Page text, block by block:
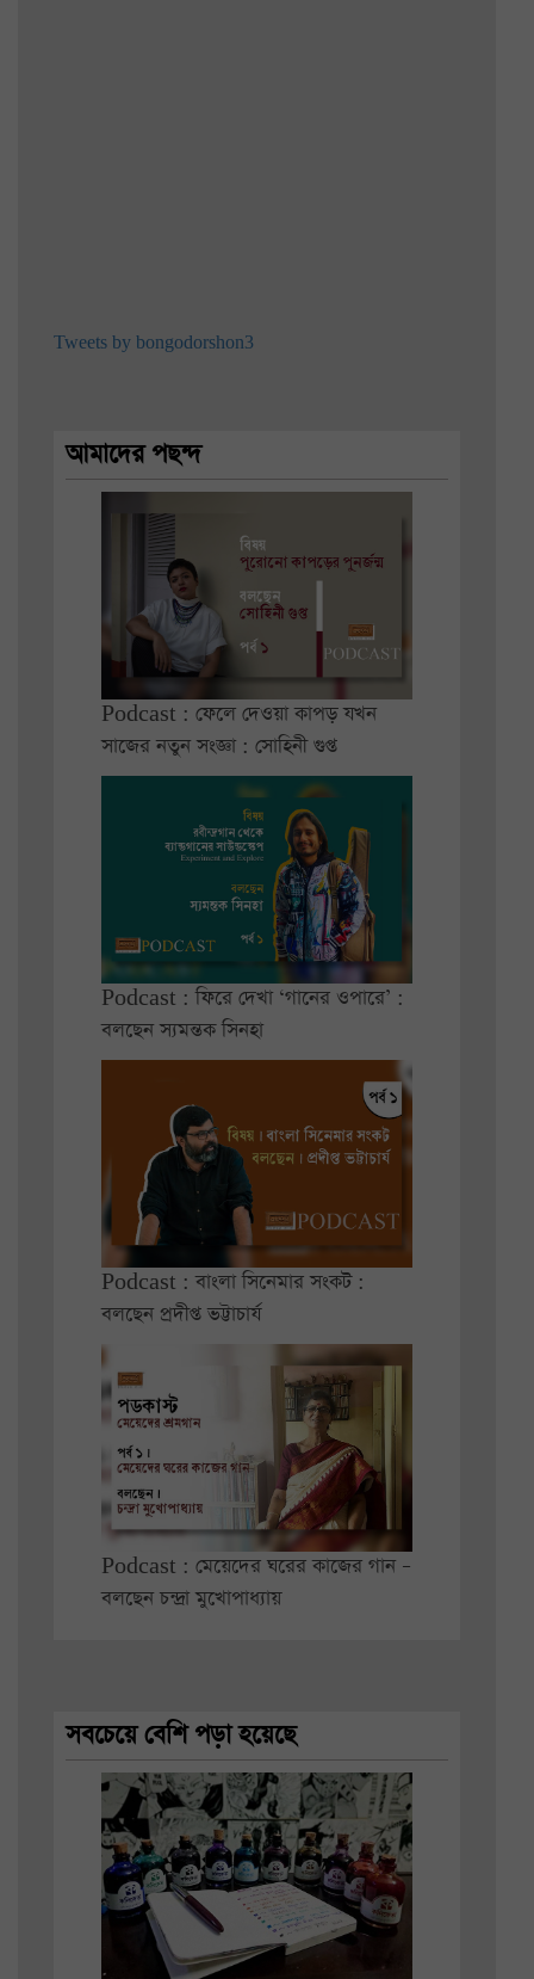
Tweets by bongodorshon3
আমাদের পছন্দ
Podcast : ফেলে দেওয়া কাপড় যখন
সাজের নতুন সংজ্ঞা : সোহিনী গুপ্ত
Podcast : ফিরে দেখা ‘গানের ওপারে’ :
বলছেন স্যমন্তক সিনহা
Podcast : বাংলা সিনেমার সংকট :
বলছেন প্রদীপ্ত ভট্টাচার্য
Podcast : মেয়েদের ঘরের কাজের গান –
বলছেন চন্দ্রা মুখোপাধ্যায়
সবচেয়ে বেশি পড়া হয়েছে